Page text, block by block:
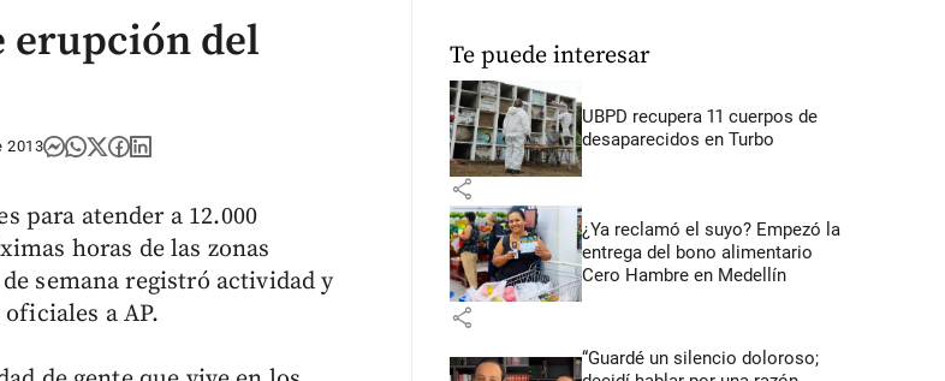
erupción del
2013
para atender a 12.000
horas de las zonas
semana registró actividad y
a AP.
Te puede interesar
UBPD recupera 11 cuerpos de
desaparecidos en Turbo
share
¿Ya reclamó el suyo? Empezó la
entrega del bono alimentario
Cero Hambre en Medellín
share
“Guardé un silencio doloroso;